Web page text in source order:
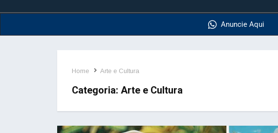
Anuncie Aqui
Home Arte e Cultura
Categoria: Arte e Cultura